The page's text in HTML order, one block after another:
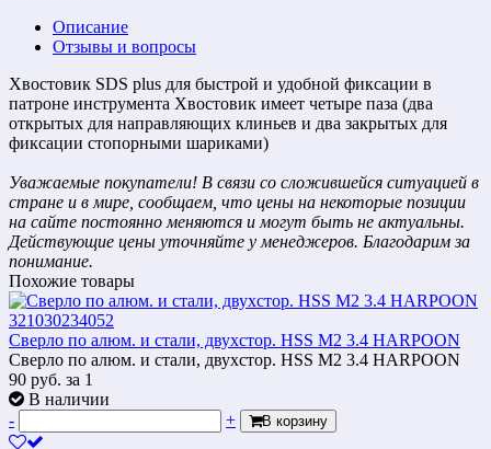
Описание
Отзывы и вопросы
Хвостовик SDS plus для быстрой и удобной фиксации в
патроне инструмента Хвостовик имеет четыре паза (два
открытых для направляющих клиньев и два закрытых для
фиксации стопорными шариками)
Уважаемые покупатели! В связи со сложившейся ситуацией в
стране и в мире, сообщаем, что цены на некоторые позиции
на сайте постоянно меняются и могут быть не актуальны.
Действующие цены уточняйте у менеджеров. Благодарим за
понимание.
Похожие товары
Сверло по алюм. и стали, двухстор. HSS M2 3.4 HARPOON
Сверло по алюм. и стали, двухстор. HSS M2 3.4 HARPOON
90 руб. за 1
В наличии
-
+ В корзину